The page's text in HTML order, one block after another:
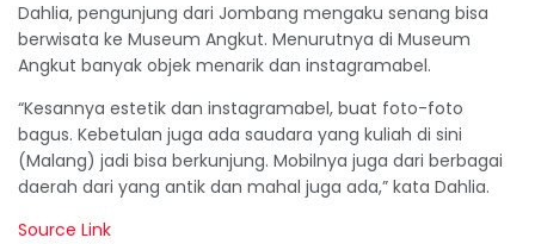
Dahlia, pengunjung dari Jombang mengaku senang bisa
berwisata ke Museum Angkut. Menurutnya di Museum
Angkut banyak objek menarik dan instagramabel.
“Kesannya estetik dan instagramabel, buat foto-foto
bagus. Kebetulan juga ada saudara yang kuliah di sini
(Malang) jadi bisa berkunjung. Mobilnya juga dari berbagai
daerah dari yang antik dan mahal juga ada,” kata Dahlia.
Source Link